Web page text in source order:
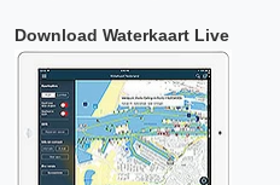
Download Waterkaart Live